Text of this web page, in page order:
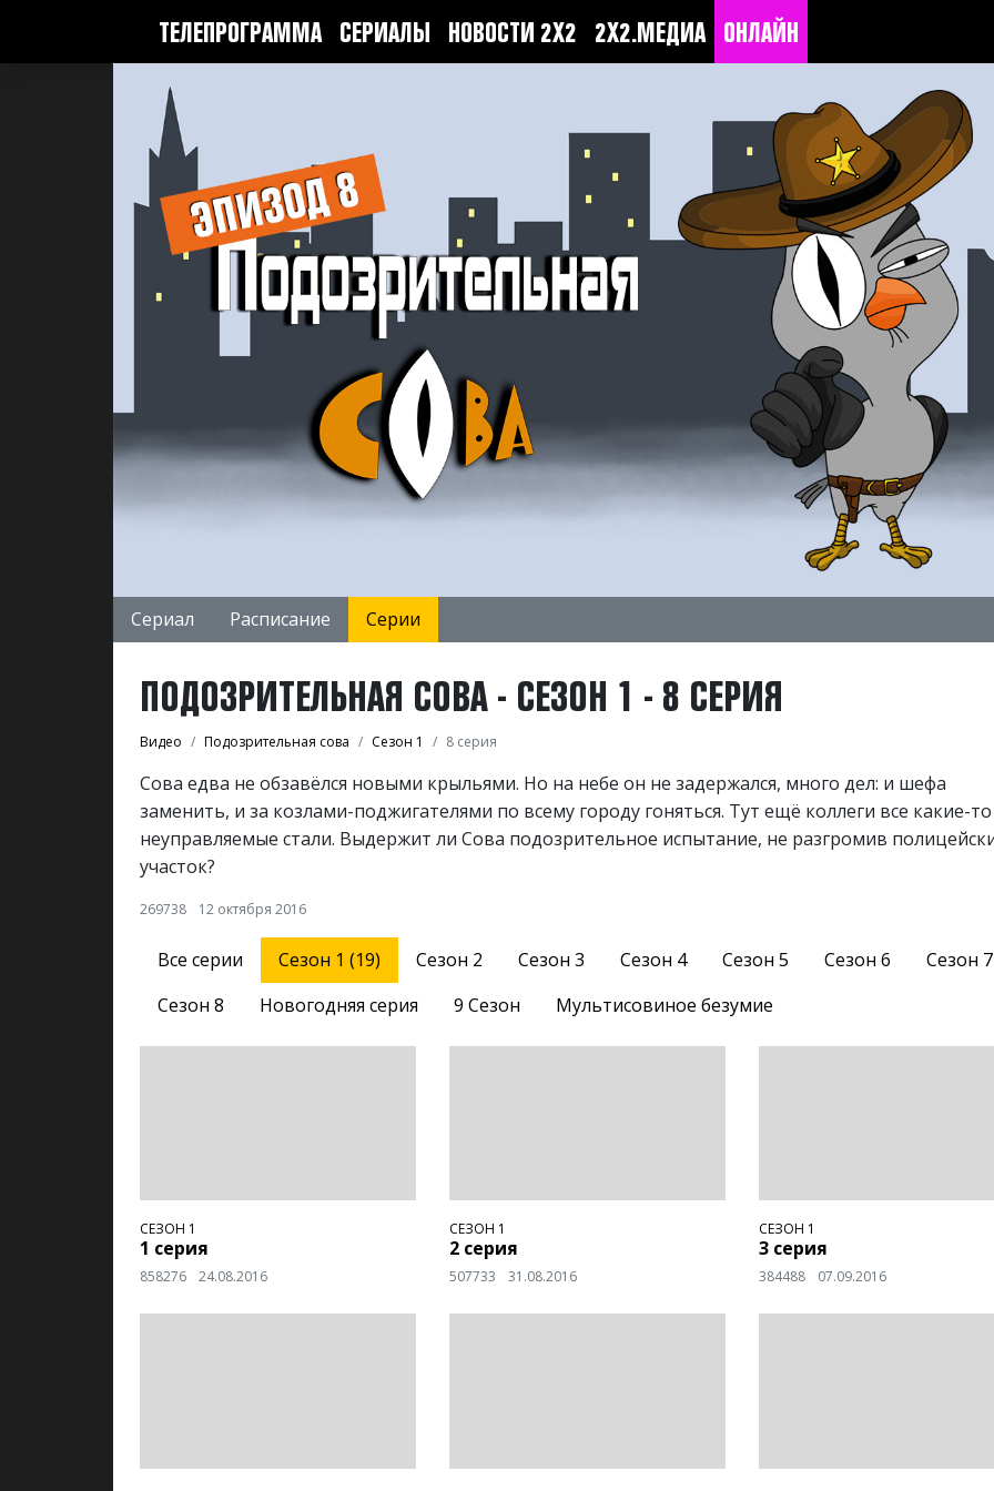
ТЕЛЕПРОГРАММА СЕРИАЛЫ НОВОСТИ 2Х2 2Х2.МЕДИА ОНЛАЙН
Сериал Расписание Серии
ПОДОЗРИТЕЛЬНАЯ СОВА - СЕЗОН 1 - 8 СЕРИЯ
Видео Подозрительная сова Сезон 1 8 серия
Сова едва не обзавёлся новыми крыльями. Но на небе он не задержался, много дел: и шефа
заменить, и за козлами-поджигателями по всему городу гоняться. Тут ещё коллеги все какие-то
неуправляемые стали. Выдержит ли Сова подозрительное испытание, не разгромив
участок?
269738 12 октября 2016
Все серии Сезон 1 (19) Сезон 2 Сезон 3 Сезон 4 Сезон 5 Сезон 6
Сезон 7
Сезон 8
Новогодняя серия 9 Сезон Мультисовиное безумие
СЕЗОН 1
1 серия
858276 24.08.2016
СЕЗОН 1
2 серия
507733 31.08.2016
СЕЗОН 1
3 серия
384488 07.09.2016